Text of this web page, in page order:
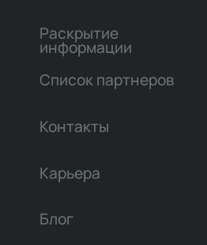
Раскрытие
информации
Список партнеров
Контакты
Карьера
Блог